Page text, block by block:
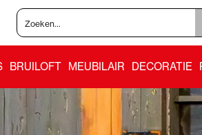
BRUILOFT MEUBILAIR DECORATIE